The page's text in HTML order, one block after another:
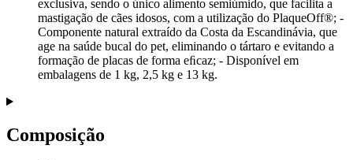
exclusiva, sendo o único alimento semiúmido, que facilita a
mastigação de cães idosos, com a utilização do PlaqueOff®; -
Componente natural extraído da Costa da Escandinávia, que
age na saúde bucal do pet, eliminando o tártaro e evitando a
formação de placas de forma eﬁcaz; - Disponível em
embalagens de 1 kg, 2,5 kg e 13 kg.
Composição